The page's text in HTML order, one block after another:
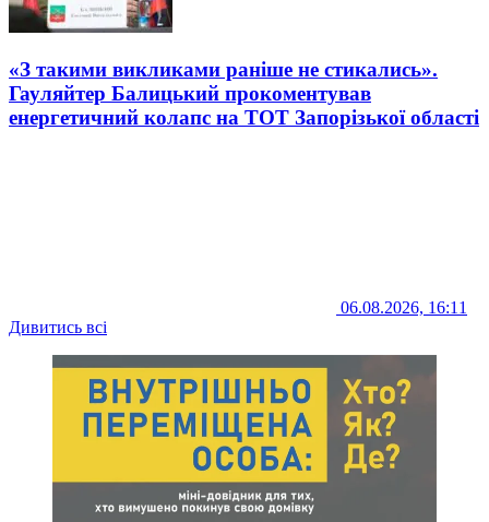
«З такими викликами раніше не стикались».
Гауляйтер Балицький прокоментував
енергетичний колапс на ТОТ Запорізької області
06.08.2026, 16:11
Дивитись всі